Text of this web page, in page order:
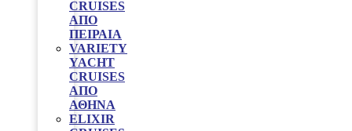
CRUISES
ΑΠΌ
ΠΕΙΡΑΙΆ
VARIETY
YACHT
CRUISES
ΑΠΟ
ΑΘΗΝΑ
ELIXIR